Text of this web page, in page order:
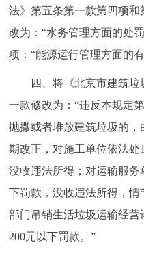
法》第五条第一款第四项
改为：“水务管理方面的处
项：“能源运行管理方面的有
四、将《北京市建筑垃
一款修改为：“违反本规定
抛撒或者堆放建筑垃圾的
期改正，对施工单位依法处
没收违法所得；对运输服务
下罚款，没收违法所得，
部门吊销生活垃圾运输经
200元以下罚款。”